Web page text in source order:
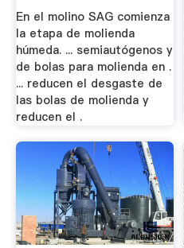
En el molino SAG comienza
la etapa de molienda
húmeda. ... semiautógenos y
de bolas para molienda en .
... reducen el desgaste de
las bolas de molienda y
reducen el .